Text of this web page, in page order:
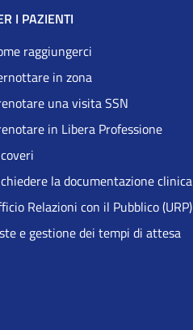
I PAZIENTI
raggiungerci
in zona
una visita SSN
in Libera Professione
la documentazione clinica
Relazioni con il Pubblico (URP)
e gestione dei tempi di attesa